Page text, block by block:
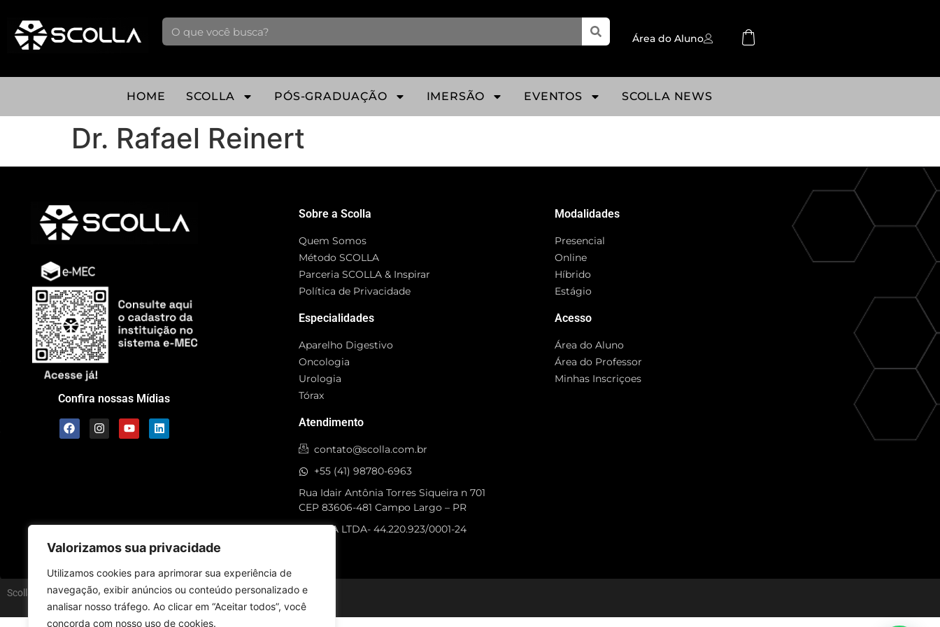
Valorizamos sua privacidade
Utilizamos cookies para aprimorar sua experiência de
navegação, exibir anúncios ou conteúdo personalizado e
analisar nosso tráfego. Ao clicar em “Aceitar todos”, você
concorda com nosso uso de cookies.
Área do Aluno
HOME SCOLLA PÓS-GRADUAÇÃO IMERSÃO EVENTOS SCOLLA NEWS
Dr. Rafael Reinert
Confira nossas Mídias
Sobre a Scolla
Quem Somos
Método SCOLLA
Parceria SCOLLA & Inspirar
Política de Privacidade
Especialidades
Aparelho Digestivo
Oncologia
Urologia
Tórax
Atendimento
contato@scolla.com.br
+55 (41) 98780-6963
Rua Idair Antônia Torres Siqueira n 701
CEP 83606-481 Campo Largo – PR
SCOLLA LTDA- 44.220.923/0001-24
Modalidades
Presencial
Online
Híbrido
Estágio
Acesso
Área do Aluno
Área do Professor
Minhas Inscriçoes
Scolla © – Todos os Direitos Reservados